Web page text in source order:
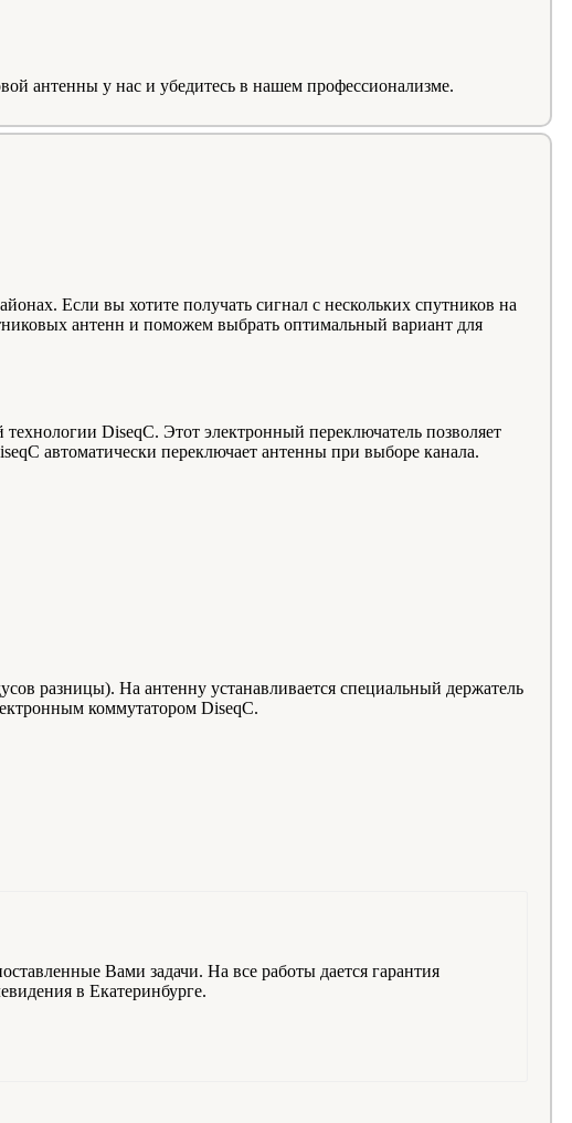
антенны у нас и убедитесь в нашем профессионализме.
Если вы хотите получать сигнал с нескольких спутников на
антенн и поможем выбрать оптимальный вариант для
DiseqC. Этот электронный переключатель позволяет
автоматически переключает антенны при выборе канала.
разницы). На антенну устанавливается специальный держатель
коммутатором DiseqC.
Вами задачи. На все работы дается гарантия
в Екатеринбурге.